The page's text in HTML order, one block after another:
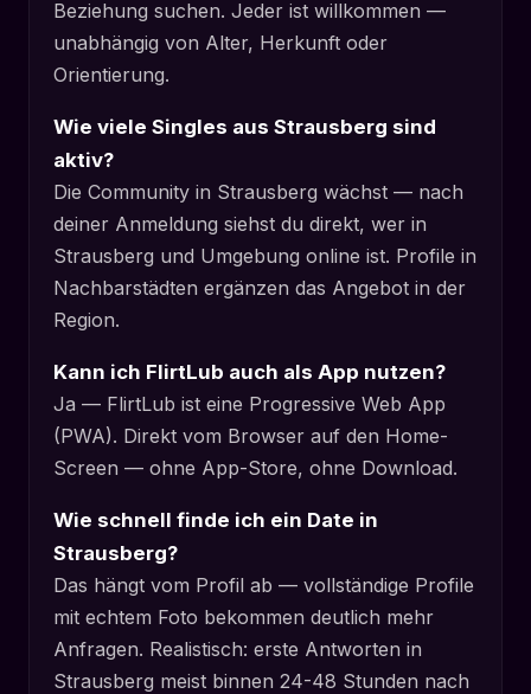
Beziehung suchen. Jeder ist willkommen —
unabhängig von Alter, Herkunft oder
Orientierung.
Wie viele Singles aus Strausberg sind
aktiv?
Die Community in Strausberg wächst — nach
deiner Anmeldung siehst du direkt, wer in
Strausberg und Umgebung online ist. Profile in
Nachbarstädten ergänzen das Angebot in der
Region.
Kann ich FlirtLub auch als App nutzen?
Ja — FlirtLub ist eine Progressive Web App
(PWA). Direkt vom Browser auf den Home-
Screen — ohne App-Store, ohne Download.
Wie schnell finde ich ein Date in
Strausberg?
Das hängt vom Profil ab — vollständige Profile
mit echtem Foto bekommen deutlich mehr
Anfragen. Realistisch: erste Antworten in
Strausberg meist binnen 24-48 Stunden nach